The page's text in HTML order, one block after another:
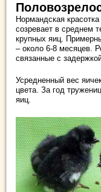
Нормандская
созревает в среднем
крупных яиц.
– около 6-8 месяцев.
связанные с
Усредненный вес
цвета. За год
яиц.